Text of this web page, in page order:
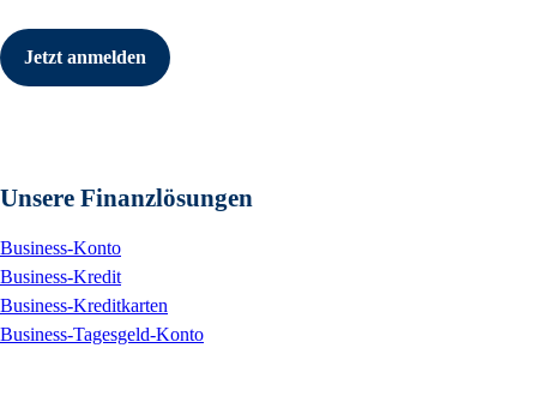
Jetzt anmelden
Unsere Finanzlösungen
Business-Konto
Business-Kredit
Business-Kreditkarten
Business-Tagesgeld-Konto